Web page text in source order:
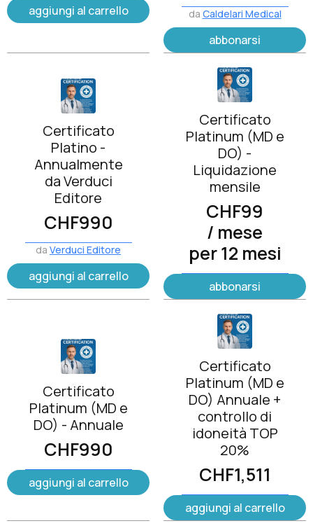
aggiungi al carrello da Caldelari Medical
abbonarsi
Certificato
Platino -
Annualmente
da Verduci
Editore
CHF990
da Verduci Editore
aggiungi al carrello
Certificato
Platinum (MD e
DO) -
Liquidazione
mensile
CHF99
/ mese
per 12 mesi
abbonarsi
Certificato
Platinum (MD e
DO) - Annuale
CHF990
aggiungi al carrello
Certificato
Platinum (MD e
DO) Annuale +
controllo di
idoneità TOP
20%
CHF1,511
aggiungi al carrello